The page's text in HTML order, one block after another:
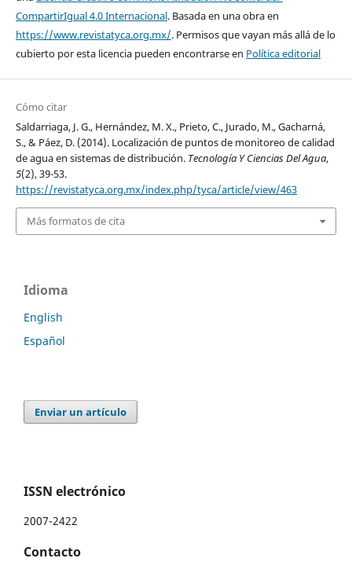
CompartirIgual 4.0 Internacional. Basada en una obra en
https://www.revistatyca.org.mx/. Permisos que vayan más allá de lo
cubierto por esta licencia pueden encontrarse en Política editorial
Cómo citar
Saldarriaga, J. G., Hernández, M. X., Prieto, C., Jurado, M., Gacharná,
S., & Páez, D. (2014). Localización de puntos de monitoreo de calidad
de agua en sistemas de distribución. Tecnología Y Ciencias Del Agua,
5(2), 39-53.
https://revistatyca.org.mx/index.php/tyca/article/view/463
Más formatos de cita
Idioma
English
Español
Enviar un artículo
ISSN electrónico
2007-2422
Contacto